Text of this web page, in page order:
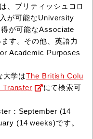
、ブリティッシュコロ
が可能なUniversity
が可能なAssociate
す。その他、英語力
Academic Purposes
大学はThe British Colu
Transfer
にて検索可
：September (14
(14 weeks)です。